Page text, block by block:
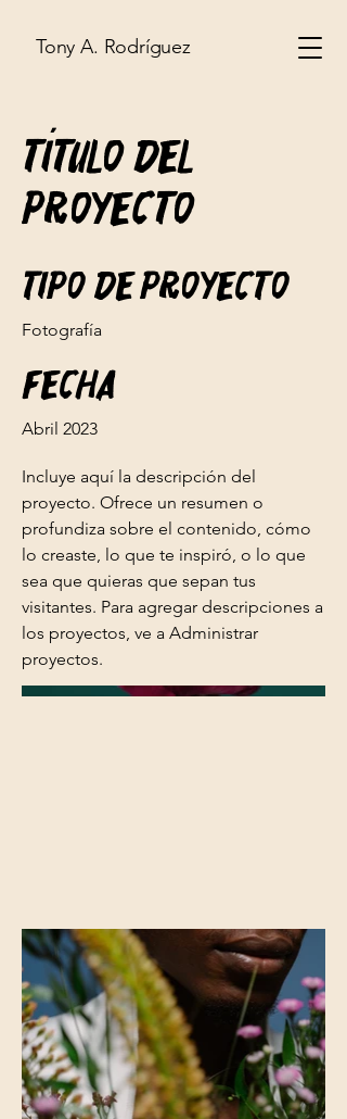
Tony A. Rodríguez
Título del
proyecto
Tipo de proyecto
Fotografía
Fecha
Abril 2023
Incluye aquí la descripción del
proyecto. Ofrece un resumen o
profundiza sobre el contenido, cómo
lo creaste, lo que te inspiró, o lo que
sea que quieras que sepan tus
visitantes. Para agregar descripciones a
los proyectos, ve a Administrar
proyectos.